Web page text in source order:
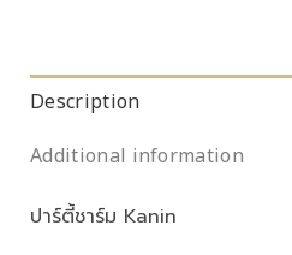
Description
Additional information
ปาร์ตี้ชาร์ม Kanin